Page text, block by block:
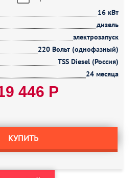
16 кВт
дизель
электрозапуск
220 Вольт (однофазный)
TSS Diesel (Россия)
24 месяца
446 Р
КУПИТЬ